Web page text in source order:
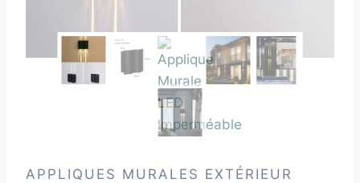
APPLIQUES MURALES EXTÉRIEUR